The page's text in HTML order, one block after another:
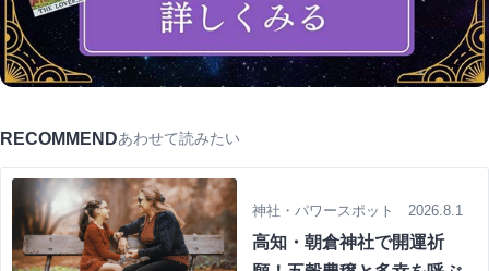
RECOMMENDあわせて読みたい
神社・パワースポット 2026.8.1
高知・朝倉神社で開運祈